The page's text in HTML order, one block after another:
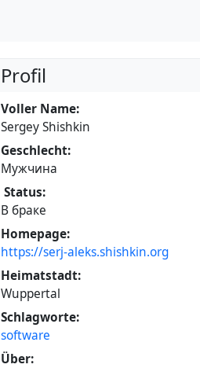
Profil
Voller Name:
Sergey Shishkin
Geschlecht:
Мужчина
Status:
В браке
Homepage:
https://serj-aleks.shishkin.org
Heimatstadt:
Wuppertal
Schlagworte:
software
Über: